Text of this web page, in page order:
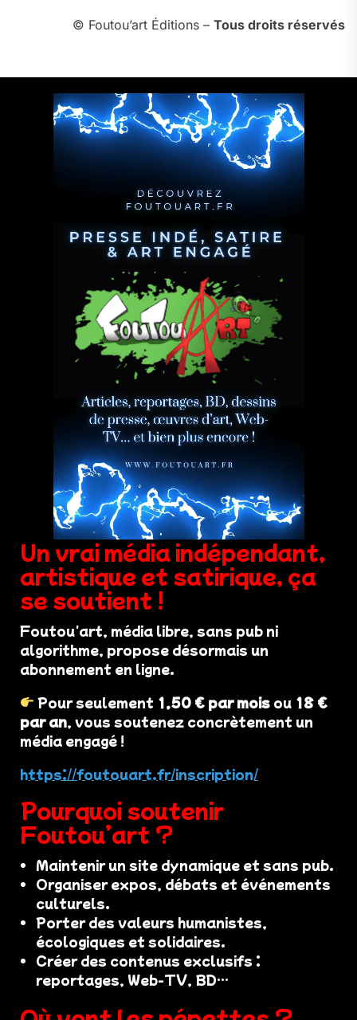
© Foutou’art Éditions – Tous droits réservés
Un vrai média indépendant,
artistique et satirique, ça
se soutient !
Foutou'art, média libre, sans pub ni
algorithme, propose désormais un
abonnement en ligne.
Pour seulement 1,50 € par mois ou 18 €
par an, vous soutenez concrètement un
média engagé !
https://foutouart.fr/inscription/
Pourquoi soutenir
Foutou’art ?
Maintenir un site dynamique et sans pub.
Organiser expos, débats et événements
culturels.
Porter des valeurs humanistes,
écologiques et solidaires.
Créer des contenus exclusifs :
reportages, Web-TV, BD…